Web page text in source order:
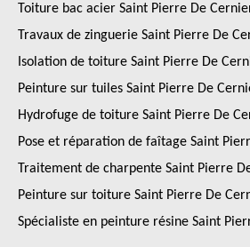
Toiture bac acier Saint Pierre De
Travaux de zinguerie Saint Pierre De
Isolation de toiture Saint Pierre De
Peinture sur tuiles Saint Pierre De
Hydrofuge de toiture Saint Pierre De
Pose et réparation de faîtage Saint
Traitement de charpente Saint Pierre
Peinture sur toiture Saint Pierre De
Spécialiste en peinture résine Saint